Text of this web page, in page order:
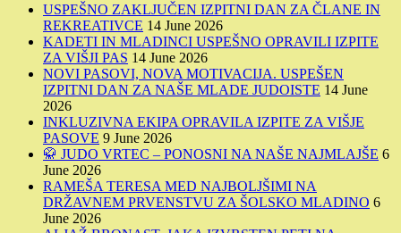
USPEŠNO ZAKLJUČEN IZPITNI DAN ZA ČLANE IN
REKREATIVCE 14 June 2026
KADETI IN MLADINCI USPEŠNO OPRAVILI IZPITE
ZA VIŠJI PAS 14 June 2026
NOVI PASOVI, NOVA MOTIVACIJA. USPEŠEN
IZPITNI DAN ZA NAŠE MLADE JUDOISTE 14 June
2026
INKLUZIVNA EKIPA OPRAVILA IZPITE ZA VIŠJE
PASOVE 9 June 2026
🥋 JUDO VRTEC – PONOSNI NA NAŠE NAJMLAJŠE 6
June 2026
RAMEŠA TERESA MED NAJBOLJŠIMI NA
DRŽAVNEM PRVENSTVU ZA ŠOLSKO MLADINO 6
June 2026